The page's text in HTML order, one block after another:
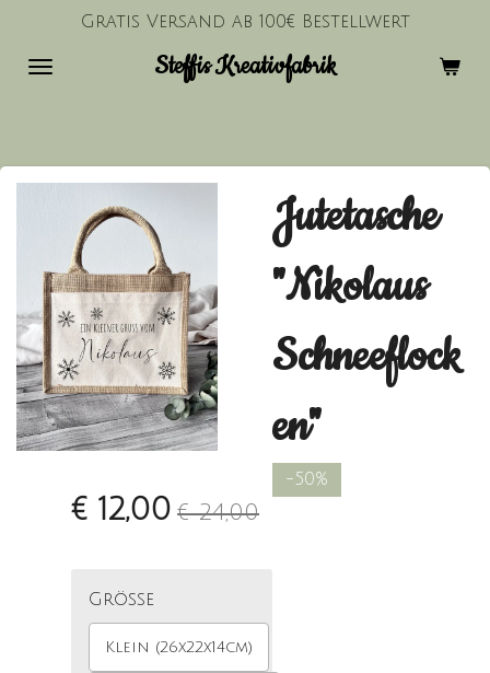
springen
Steffis Kreativfabrik
Gratis Versand ab 100€ Bestellwert
Jutetasche
"Nikolaus
Schneeflock
en"
-50%
€ 12,00 € 24,00
Größe
Klein (26x22x14cm)